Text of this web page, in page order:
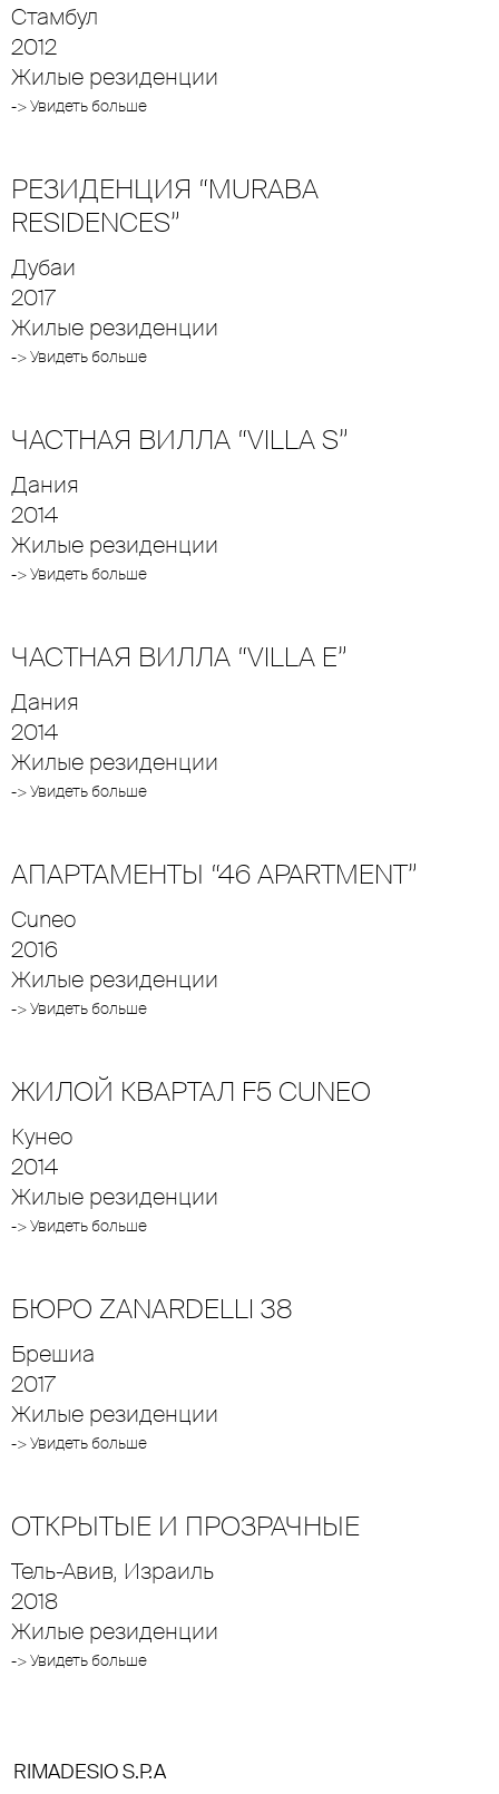
Стамбул
2012
Жилые резиденции
-> Увидеть больше
РЕЗИДЕНЦИЯ “MURABA
RESIDENCES”
Дубаи
2017
Жилые резиденции
-> Увидеть больше
ЧАСТНАЯ ВИЛЛА “VILLA S”
Дания
2014
Жилые резиденции
-> Увидеть больше
ЧАСТНАЯ ВИЛЛА “VILLA E”
Дания
2014
Жилые резиденции
-> Увидеть больше
АПАРТАМЕНТЫ “46 APARTMENT”
Cuneo
2016
Жилые резиденции
-> Увидеть больше
ЖИЛОЙ КВАРТАЛ F5 CUNEO
Кунео
2014
Жилые резиденции
-> Увидеть больше
БЮРО ZANARDELLI 38
Брешиа
2017
Жилые резиденции
-> Увидеть больше
ОТКРЫТЫЕ И ПРОЗРАЧНЫЕ
Тель-Авив, Израиль
2018
Жилые резиденции
-> Увидеть больше
RIMADESIO S.P.A